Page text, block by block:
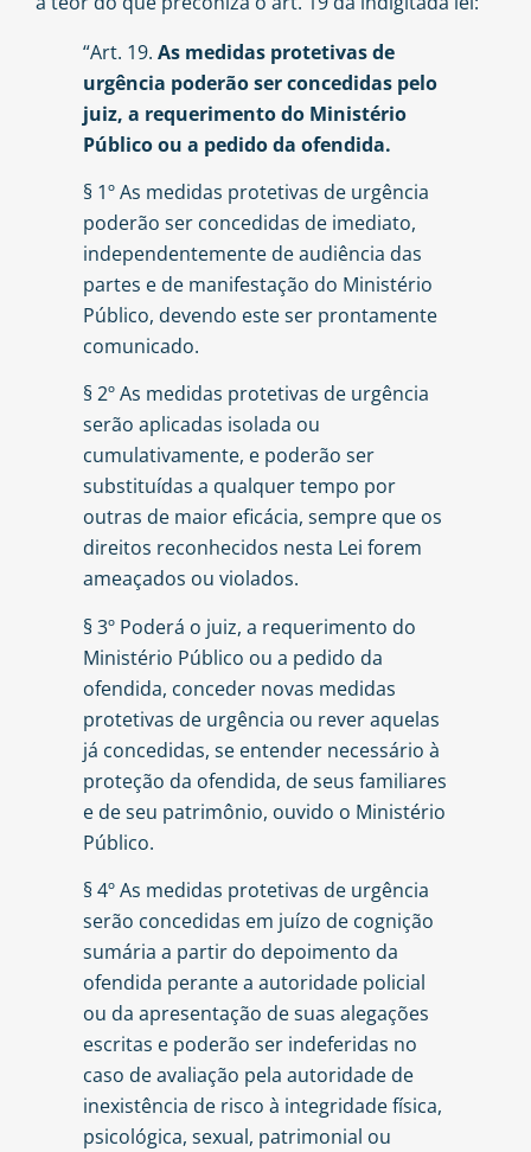
“Art. 19. As medidas protetivas de
urgência poderão ser concedidas pelo
juiz, a requerimento do Ministério
Público ou a pedido da ofendida.
§ 1º As medidas protetivas de urgência
poderão ser concedidas de imediato,
independentemente de audiência das
partes e de manifestação do Ministério
Público, devendo este ser prontamente
comunicado.
§ 2º As medidas protetivas de urgência
serão aplicadas isolada ou
cumulativamente, e poderão ser
substituídas a qualquer tempo por
outras de maior eficácia, sempre que os
direitos reconhecidos nesta Lei forem
ameaçados ou violados.
§ 3º Poderá o juiz, a requerimento do
Ministério Público ou a pedido da
ofendida, conceder novas medidas
protetivas de urgência ou rever aquelas
já concedidas, se entender necessário à
proteção da ofendida, de seus familiares
e de seu patrimônio, ouvido o Ministério
Público.
§ 4º As medidas protetivas de urgência
serão concedidas em juízo de cognição
sumária a partir do depoimento da
ofendida perante a autoridade policial
ou da apresentação de suas alegações
escritas e poderão ser indeferidas no
caso de avaliação pela autoridade de
inexistência de risco à integridade física,
psicológica, sexual, patrimonial ou